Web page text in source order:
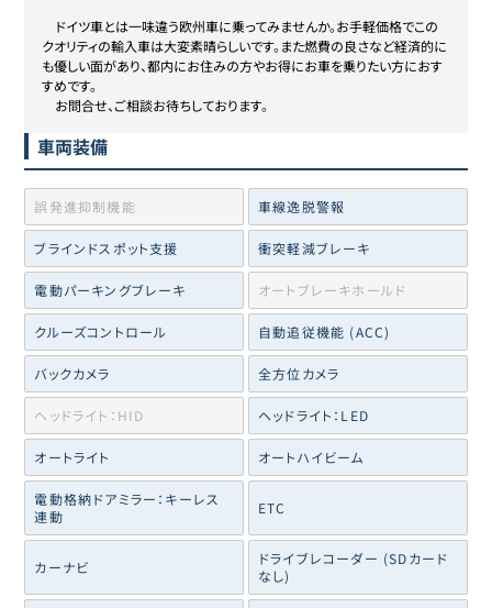
ドイツ車とは一味違う欧州車に乗ってみませんか。お手軽価格でこの
クオリティの輸入車は大変素晴らしいです。また燃費の良さなど経済的に
も優しい面があり、都内にお住みの方やお得にお車を乗りたい方におす
すめです。
お問合せ、ご相談お待ちしております。
車両装備
誤発進抑制機能 車線逸脱警報
ブラインドスポット支援 衝突軽減ブレーキ
電動パーキングブレーキ オートブレーキホールド
クルーズコントロール 自動追従機能 (ACC)
バックカメラ 全方位カメラ
ヘッドライト：HID ヘッドライト：LED
オートライト オートハイビーム
電動格納ドアミラー：キーレス
連動
ETC
カーナビ
ドライブレコーダー (SDカード
なし)